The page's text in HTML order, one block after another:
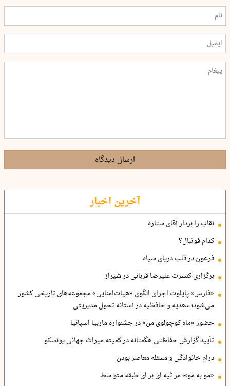
ارسال دیدگاه
آخرین اخبار
نقاب را بردار آقای ستاره
کدام فوتبال؟
فرعون در قلب دریای سیاه
برگزاری کنسرت علیرضا قربانی در شیراز
«فارس» پایلوت اجرای الگوی «هیات‌امنایی» مجموعه‌های تاریخی کشور
می‌شود؛ سعدیه و حافظیه در آستانه تحول مدیریتی
حضور «ماه کوچولوی من» در جشنواره ماربیا اسپانیا
تأیید گزارش حفاظتی هگمتانه در کمیته میراث جهانی یونسکو
درام خانوادگی و مسئله معاصر بودن
«مو به مو»؛ مر ثیه ای بر ای طبقه متو سط